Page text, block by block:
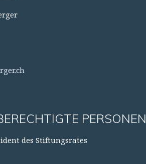
PERSONEN
des Stiftungsrates